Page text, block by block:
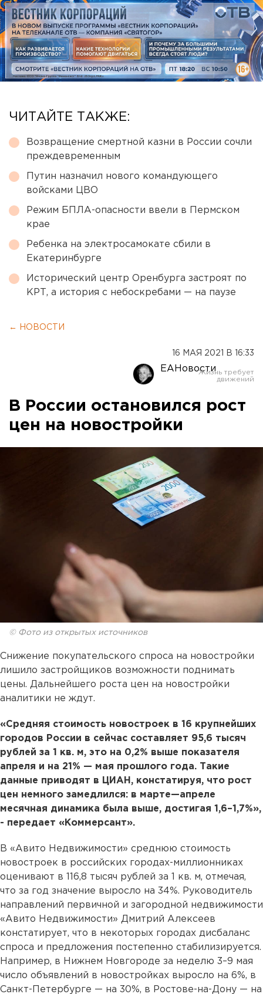
ЧИТАЙТЕ ТАКЖЕ:
Возвращение смертной казни в России сочли
преждевременным
Путин назначил нового командующего
войсками ЦВО
Режим БПЛА-опасности ввели в Пермском
крае
Ребенка на электросамокате сбили в
Екатеринбурге
Исторический центр Оренбурга застроят по
КРТ, а история с небоскребами — на паузе
← НОВОСТИ
16 МАЯ 2021 В 16:33
ЕАНовости
В России остановился рост
цен на новостройки
© Фото из открытых источников
Снижение покупательского спроса на новостройки
лишило застройщиков возможности поднимать
цены. Дальнейшего роста цен на новостройки
аналитики не ждут.
«Средняя стоимость новостроек в 16 крупнейших
городов России в сейчас составляет 95,6 тысяч
рублей за 1 кв. м, это на 0,2% выше показателя
апреля и на 21% — мая прошлого года. Такие
данные приводят в ЦИАН, констатируя, что рост
цен немного замедлился: в марте—апреле
месячная динамика была выше, достигая 1,6–1,7%»,
- передает «Коммерсант».
В «Авито Недвижимости» среднюю стоимость
новостроек в российских городах-миллионниках
оценивают в 116,8 тысяч рублей за 1 кв. м, отмечая,
что за год значение выросло на 34%. Руководитель
направлений первичной и загородной недвижимости
«Авито Недвижимости» Дмитрий Алексеев
констатирует, что в некоторых городах дисбаланс
спроса и предложения постепенно стабилизируется.
Например, в Нижнем Новгороде за неделю 3–9 мая
число объявлений в новостройках выросло на 6%, в
Санкт-Петербурге — на 30%, в Ростове-на-Дону — на